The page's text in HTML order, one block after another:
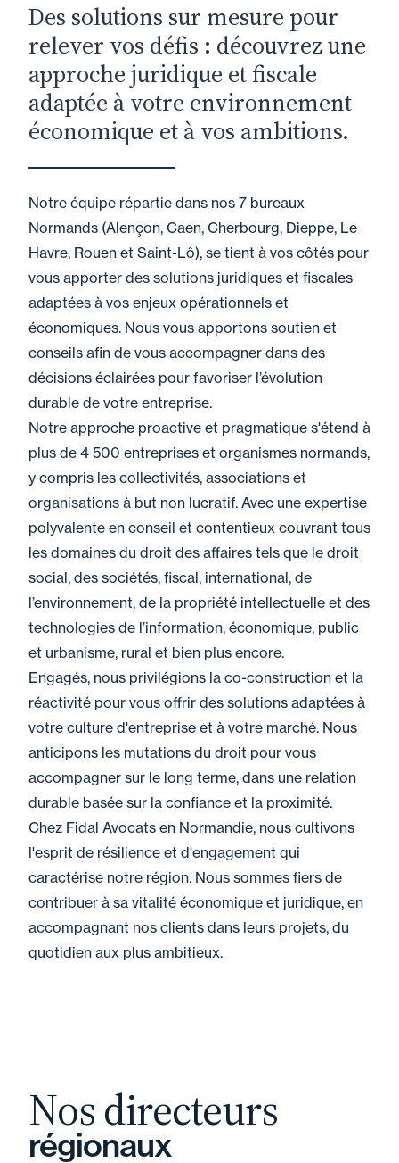
Des solutions sur mesure pour
relever vos défis : découvrez une
approche juridique et fiscale
adaptée à votre environnement
économique et à vos ambitions.
Notre équipe répartie dans nos 7 bureaux
Normands (Alençon, Caen, Cherbourg, Dieppe, Le
Havre, Rouen et Saint-Lô), se tient à vos côtés pour
vous apporter des solutions juridiques et fiscales
adaptées à vos enjeux opérationnels et
économiques. Nous vous apportons soutien et
conseils afin de vous accompagner dans des
décisions éclairées pour favoriser l’évolution
durable de votre entreprise.
Notre approche proactive et pragmatique s'étend à
plus de 4 500 entreprises et organismes normands,
y compris les collectivités, associations et
organisations à but non lucratif. Avec une expertise
polyvalente en conseil et contentieux couvrant tous
les domaines du droit des affaires tels que le droit
social, des sociétés, fiscal, international, de
l’environnement, de la propriété intellectuelle et des
technologies de l’information, économique, public
et urbanisme, rural et bien plus encore.
Engagés, nous privilégions la co-construction et la
réactivité pour vous offrir des solutions adaptées à
votre culture d'entreprise et à votre marché. Nous
anticipons les mutations du droit pour vous
accompagner sur le long terme, dans une relation
durable basée sur la confiance et la proximité.
Chez Fidal Avocats en Normandie, nous cultivons
l'esprit de résilience et d'engagement qui
caractérise notre région. Nous sommes fiers de
contribuer à sa vitalité économique et juridique, en
accompagnant nos clients dans leurs projets, du
quotidien aux plus ambitieux.
Nos directeurs
régionaux